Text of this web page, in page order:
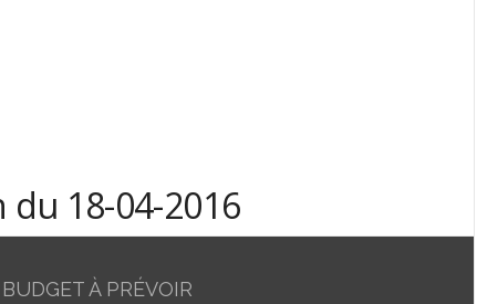
18-04-2016
BUDGET À PRÉVOIR